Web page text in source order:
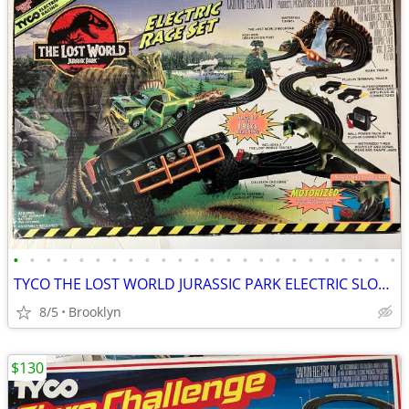
• • • • • • • • • • • • • • • • • • • • • • • •
TYCO THE LOST WORLD JURASSIC PARK ELECTRIC SLOT CAR RACE SET VINTAGE
8/5 Brooklyn
$130